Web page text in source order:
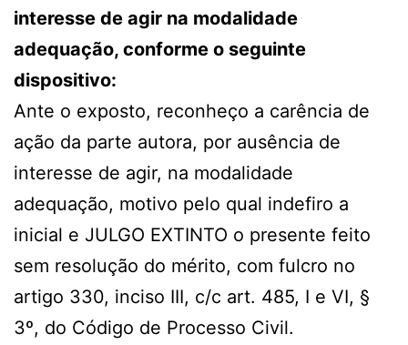
interesse de agir na modalidade
adequação, conforme o seguinte
dispositivo:
Ante o exposto, reconheço a carência de
ação da parte autora, por ausência de
interesse de agir, na modalidade
adequação, motivo pelo qual indefiro a
inicial e JULGO EXTINTO o presente feito
sem resolução do mérito, com fulcro no
artigo 330, inciso III, c/c art. 485, I e VI, §
3º, do Código de Processo Civil.